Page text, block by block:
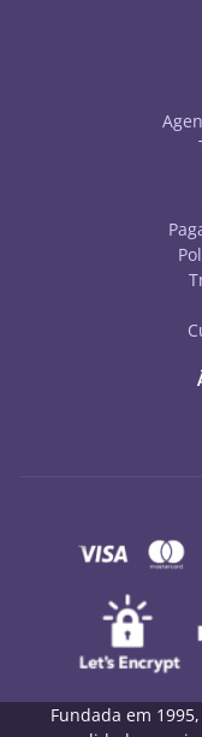
Fundada em